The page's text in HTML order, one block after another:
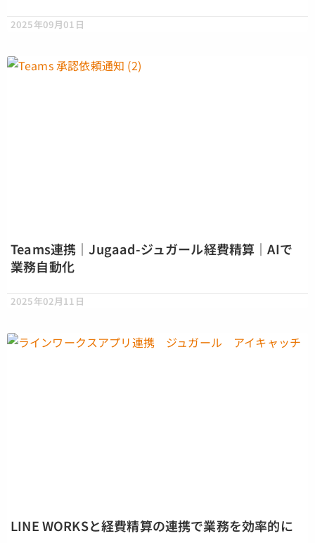
2025年09月01日
Teams連携｜Jugaad-ジュガール経費精算｜AIで
業務自動化
2025年02月11日
LINE WORKSと経費精算の連携で業務を効率的に